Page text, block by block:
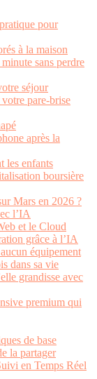
pour
à la maison
sans perdre
séjour
pare-brise
après la
les enfants
boursière
Mars en 2026 ?
l’IA
et le Cloud
grâce à l’IA
équipement
dans sa vie
grandisse avec
premium qui
de base
la partager
en Temps Réel